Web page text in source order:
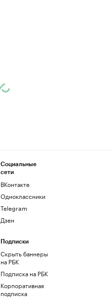
Социальные
сети
ВКонтакте
Одноклассники
Telegram
Дзен
Подписки
Скрыть баннеры
на РБК
Подписка на РБК
Корпоративная
подписка